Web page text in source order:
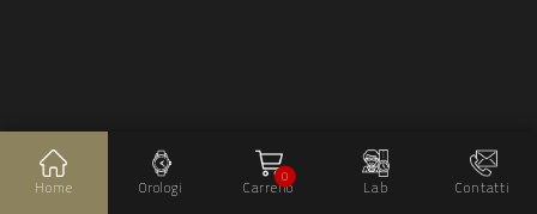
Home Orologi Carrello
0 Lab Contatti